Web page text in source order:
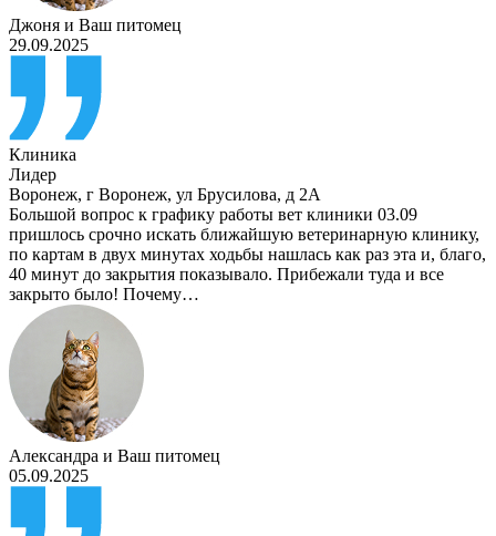
Джоня и Ваш питомец
29.09.2025
Клиника
Лидер
Воронеж, г Воронеж, ул Брусилова, д 2А
Большой вопрос к графику работы вет клиники 03.09
пришлось срочно искать ближайшую ветеринарную клинику,
по картам в двух минутах ходьбы нашлась как раз эта и, благо,
40 минут до закрытия показывало. Прибежали туда и все
закрыто было! Почему…
Александра и Ваш питомец
05.09.2025